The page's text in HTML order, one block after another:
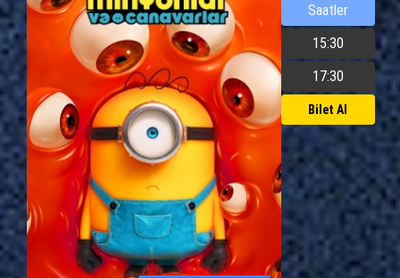
Saatler
15:30
17:30
Bilet Al